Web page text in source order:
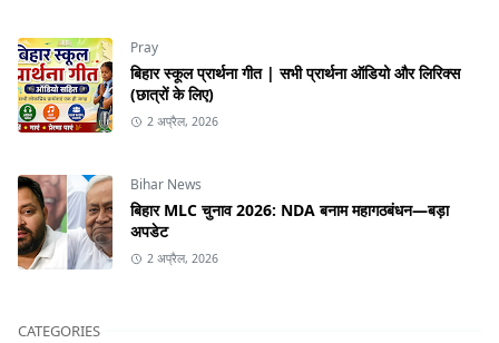
Pray
बिहार स्कूल प्रार्थना गीत | सभी प्रार्थना ऑडियो और लिरिक्स
(छात्रों के लिए)
2 अप्रैल, 2026
Bihar News
बिहार MLC चुनाव 2026: NDA बनाम महागठबंधन—बड़ा
अपडेट
2 अप्रैल, 2026
CATEGORIES